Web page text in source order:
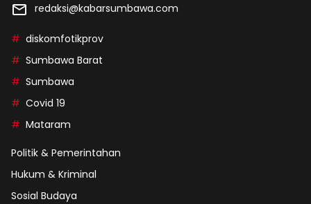
redaksi@kabarsumbawa.com
diskomfotikprov
Sumbawa Barat
Sumbawa
Covid 19
Mataram
Politik & Pemerintahan
Hukum & Kriminal
Sosial Budaya